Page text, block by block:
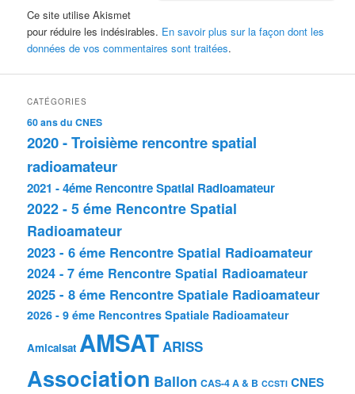
Ce site utilise Akismet
pour réduire les indésirables. En savoir plus sur la façon dont les
données de vos commentaires sont traitées.
CATÉGORIES
60 ans du CNES
2020 - Troisième rencontre spatial
radioamateur
2021 - 4éme Rencontre Spatial Radioamateur
2022 - 5 éme Rencontre Spatial
Radioamateur
2023 - 6 éme Rencontre Spatial Radioamateur
2024 - 7 éme Rencontre Spatial Radioamateur
2025 - 8 éme Rencontre Spatiale Radioamateur
2026 - 9 éme Rencontres Spatiale Radioamateur
Amicalsat AMSAT ARISS
Association Ballon CAS-4 A & B CCSTI CNES